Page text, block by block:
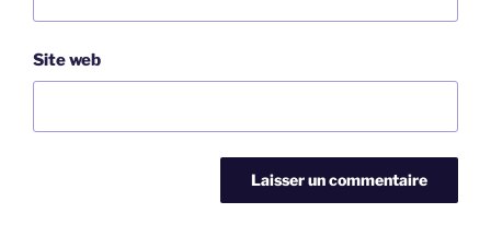
Site web